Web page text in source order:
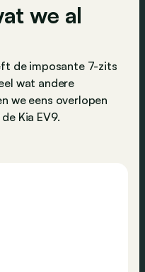
we al
de imposante 7-zits
wat andere
we eens overlopen
Kia EV9.